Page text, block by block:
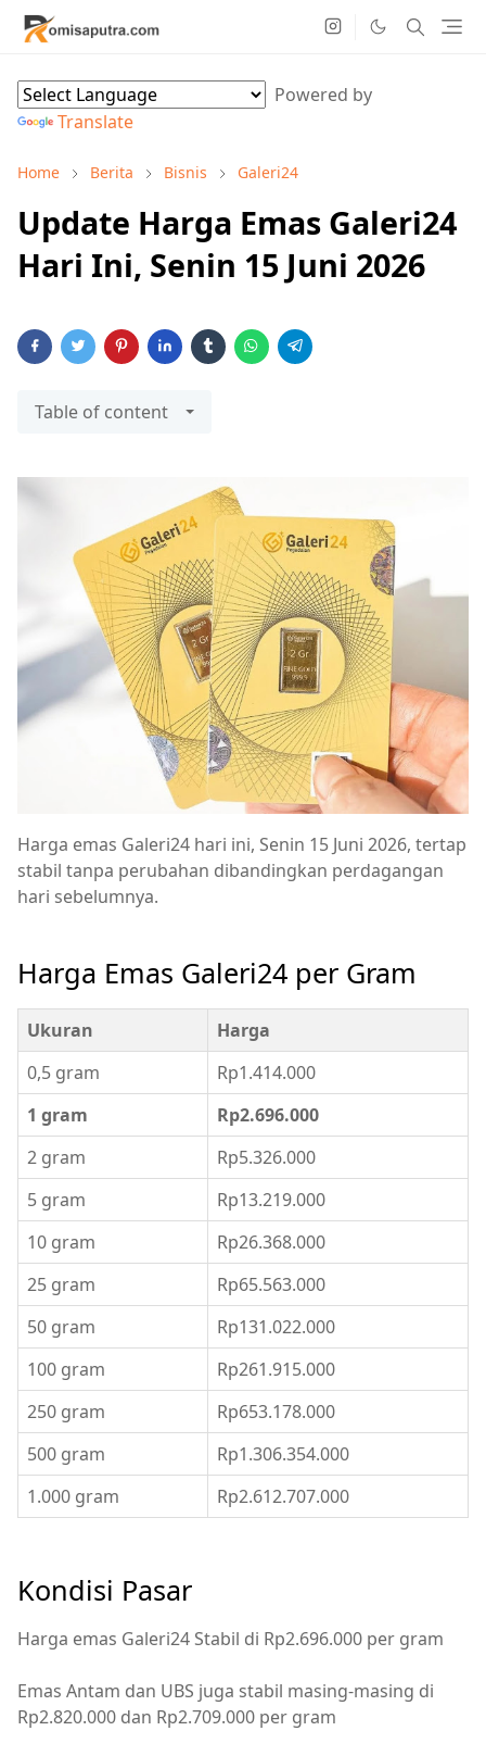
Powered by
Translate
Home Berita Bisnis Galeri24
Update Harga Emas Galeri24
Hari Ini, Senin 15 Juni 2026
Table of content
Harga emas Galeri24 hari ini, Senin 15 Juni 2026, tertap
stabil tanpa perubahan dibandingkan perdagangan
hari sebelumnya.
Harga Emas Galeri24 per Gram
Ukuran
Harga
0,5 gram
Rp1.414.000
1 gram
Rp2.696.000
2 gram
Rp5.326.000
5 gram
Rp13.219.000
10 gram
Rp26.368.000
25 gram
Rp65.563.000
50 gram
Rp131.022.000
100 gram
Rp261.915.000
250 gram
Rp653.178.000
500 gram
Rp1.306.354.000
1.000 gram
Rp2.612.707.000
Kondisi Pasar
Harga emas Galeri24 Stabil di Rp2.696.000 per gram
Emas Antam dan UBS juga stabil masing-masing di
Rp2.820.000 dan Rp2.709.000 per gram